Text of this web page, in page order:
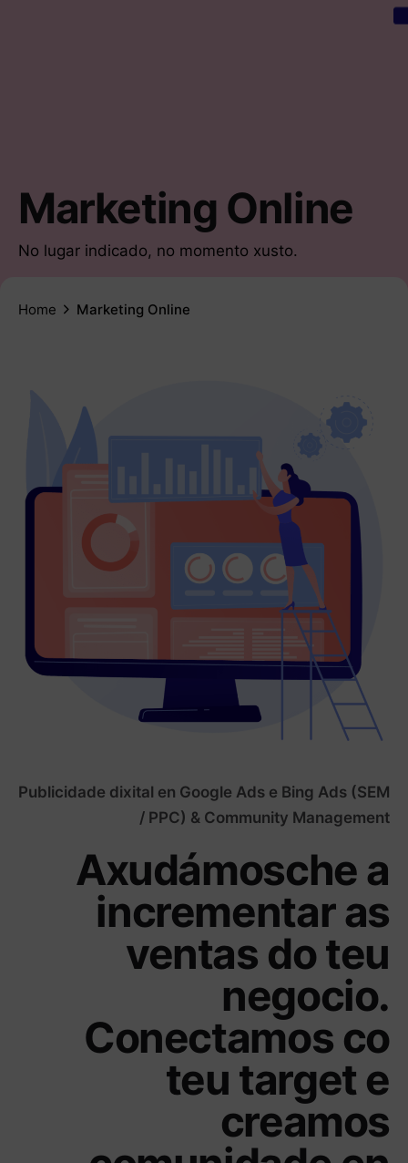
Marketing Online
No lugar indicado, no momento xusto.
Home Marketing Online
Publicidade dixital en Google Ads e Bing Ads (SEM
/ PPC) & Community Management
Axudámosche a
incrementar as
ventas do teu
negocio.
Conectamos co
teu target e
creamos